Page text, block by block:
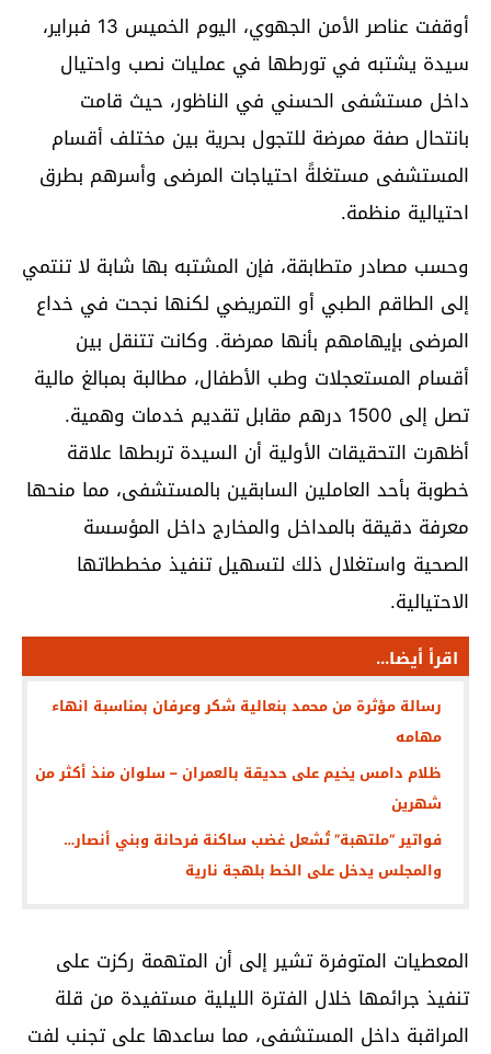
أوقفت عناصر الأمن الجهوي، اليوم الخميس 13 فبراير،
سيدة يشتبه في تورطها في عمليات نصب واحتيال
داخل مستشفى الحسني في الناظور، حيث قامت
بانتحال صفة ممرضة للتجول بحرية بين مختلف أقسام
المستشفى مستغلةً احتياجات المرضى وأسرهم بطرق
احتيالية منظمة.
وحسب مصادر متطابقة، فإن المشتبه بها شابة لا تنتمي
إلى الطاقم الطبي أو التمريضي لكنها نجحت في خداع
المرضى بإيهامهم بأنها ممرضة. وكانت تتنقل بين
أقسام المستعجلات وطب الأطفال، مطالبة بمبالغ مالية
تصل إلى 1500 درهم مقابل تقديم خدمات وهمية.
أظهرت التحقيقات الأولية أن السيدة تربطها علاقة
خطوبة بأحد العاملين السابقين بالمستشفى، مما منحها
معرفة دقيقة بالمداخل والمخارج داخل المؤسسة
الصحية واستغلال ذلك لتسهيل تنفيذ مخططاتها
الاحتيالية.
اقرأ أيضا...
رسالة مؤثرة من محمد بنعالية شكر وعرفان بمناسبة انهاء
مهامه
ظلام دامس يخيم على حديقة بالعمران – سلوان منذ أكثر من
شهرين
فواتير “ملتهبة” تُشعل غضب ساكنة فرحانة وبني أنصار…
والمجلس يدخل على الخط بلهجة نارية
المعطيات المتوفرة تشير إلى أن المتهمة ركزت على
تنفيذ جرائمها خلال الفترة الليلية مستفيدة من قلة
المراقبة داخل المستشفى، مما ساعدها على تجنب لفت